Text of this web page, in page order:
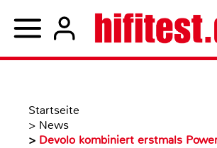
Startseite
> News
> Devolo kombiniert erstmals